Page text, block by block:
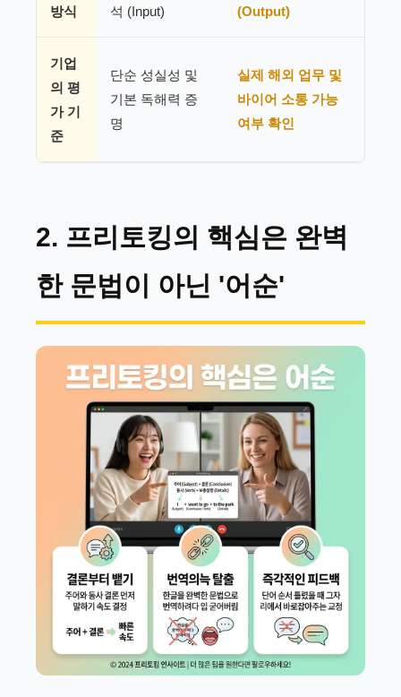
방식 석 (Input) (Output)
기업
의 평
가 기
준
단순 성실성 및
기본 독해력 증
명
실제 해외 업무 및
바이어 소통 가능
여부 확인
2. 프리토킹의 핵심은 완벽
한 문법이 아닌 '어순'